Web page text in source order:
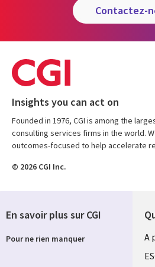
contactez-
Insights you can act on
Founded in 1976, CGI is among the
consulting services firms in the world.
outcomes-focused to help accelerate
© 2026 CGI Inc.
A
En savoir plus sur CGI
Pour ne rien manquer